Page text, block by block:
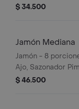
Pepperoncini.
$ 34.500
Jamón Mediana
Jamón - 8
Ajo, Sazonador
Pepperoncini.
$ 46.500